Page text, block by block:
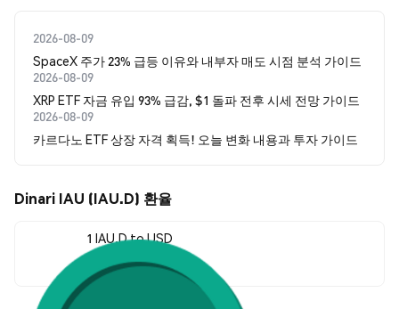
2026-08-09
SpaceX 주가 23% 급등 이유와 내부자 매도 시점 분석 가이드
2026-08-09
XRP ETF 자금 유입 93% 급감, $1 돌파 전후 시세 전망 가이드
2026-08-09
카르다노 ETF 상장 자격 획득! 오늘 변화 내용과 투자 가이드
Dinari IAU (IAU.D) 환율
1 IAU.D to USD
--